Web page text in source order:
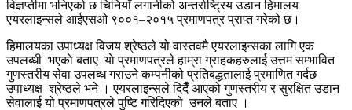
विज्ञप्तीमा भनिएको छ चिनियाँ लगानीको अन्तर्राष्ट्रिय उडान हिमालय
एयरलाइन्सले आईएसओ ९००१–२०१५ प्रमाणपत्र प्राप्त गरेको छ।
हिमालयका उपाध्यक्ष विजय श्रेष्ठले यो वास्तवमै एयरलाइन्सका लागि एक
उपलब्धी भएकाे बताए याे प्रमाणपत्रले हाम्रा ग्राहकहरुलाई उत्तम सम्भावित
गुणस्तरीय सेवा उपलब्ध गराउने कम्पनीको प्रतिबद्धतालाई प्रमाणित गर्दछ
उपाध्यक्ष श्रेष्ठले भने । एयरलाइन्सले दिदैँ आएको गुणस्तरीय र सुरक्षित उडान
सेवालाई यो प्रमाणपत्रले पुष्टि गरिदिएको उनले बताए ।